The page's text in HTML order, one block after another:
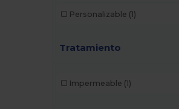
Personalizable (1)
Tratamiento
Impermeable (1)